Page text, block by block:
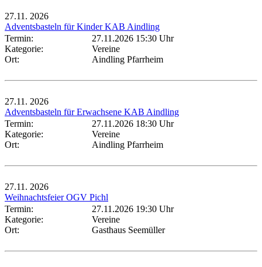
27.11. 2026
Adventsbasteln für Kinder KAB Aindling
Termin:
27.11.2026 15:30 Uhr
Kategorie:
Vereine
Ort:
Aindling Pfarrheim
27.11. 2026
Adventsbasteln für Erwachsene KAB Aindling
Termin:
27.11.2026 18:30 Uhr
Kategorie:
Vereine
Ort:
Aindling Pfarrheim
27.11. 2026
Weihnachtsfeier OGV Pichl
Termin:
27.11.2026 19:30 Uhr
Kategorie:
Vereine
Ort:
Gasthaus Seemüller